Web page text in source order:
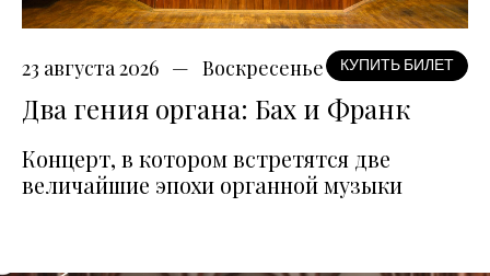
23 августа 2026 Воскресенье КУПИТЬ БИЛЕТ
Два гения органа: Бах и Франк
Концерт, в котором встретятся две
величайшие эпохи органной музыки